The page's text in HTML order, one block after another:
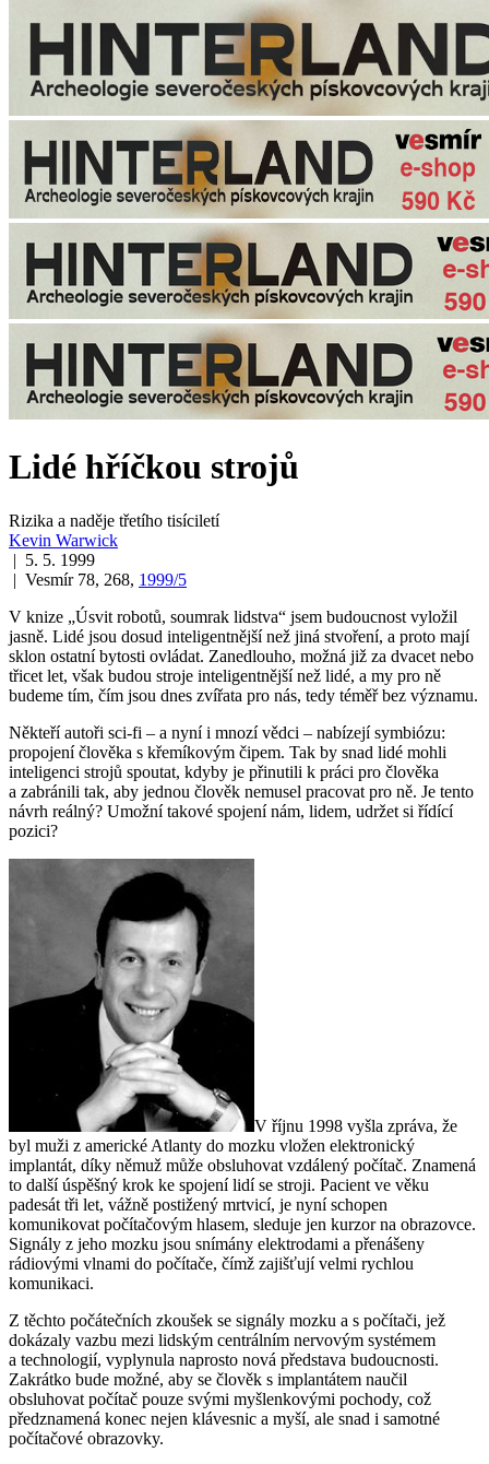
Lidé hříčkou strojů
Rizika a naděje třetího tisíciletí
Kevin Warwick
| 5. 5. 1999
| Vesmír 78, 268, 1999/5
V knize „Úsvit robotů, soumrak lidstva“ jsem budoucnost vyložil
jasně. Lidé jsou dosud inteligentnější než jiná stvoření, a proto mají
sklon ostatní bytosti ovládat. Zanedlouho, možná již za dvacet nebo
třicet let, však budou stroje inteligentnější než lidé, a my pro ně
budeme tím, čím jsou dnes zvířata pro nás, tedy téměř bez významu.
Někteří autoři sci-fi – a nyní i mnozí vědci – nabízejí symbiózu:
propojení člověka s křemíkovým čipem. Tak by snad lidé mohli
inteligenci strojů spoutat, kdyby je přinutili k práci pro člověka
a zabránili tak, aby jednou člověk nemusel pracovat pro ně. Je tento
návrh reálný? Umožní takové spojení nám, lidem, udržet si řídící
pozici?
V říjnu 1998 vyšla zpráva, že
byl muži z americké Atlanty do mozku vložen elektronický
implantát, díky němuž může obsluhovat vzdálený počítač. Znamená
to další úspěšný krok ke spojení lidí se stroji. Pacient ve věku
padesát tři let, vážně postižený mrtvicí, je nyní schopen
komunikovat počítačovým hlasem, sleduje jen kurzor na obrazovce.
Signály z jeho mozku jsou snímány elektrodami a přenášeny
rádiovými vlnami do počítače, čímž zajišťují velmi rychlou
komunikaci.
Z těchto počátečních zkoušek se signály mozku a s počítači, jež
dokázaly vazbu mezi lidským centrálním nervovým systémem
a technologií, vyplynula naprosto nová představa budoucnosti.
Zakrátko bude možné, aby se člověk s implantátem naučil
obsluhovat počítač pouze svými myšlenkovými pochody, což
předznamená konec nejen klávesnic a myší, ale snad i samotné
počítačové obrazovky.